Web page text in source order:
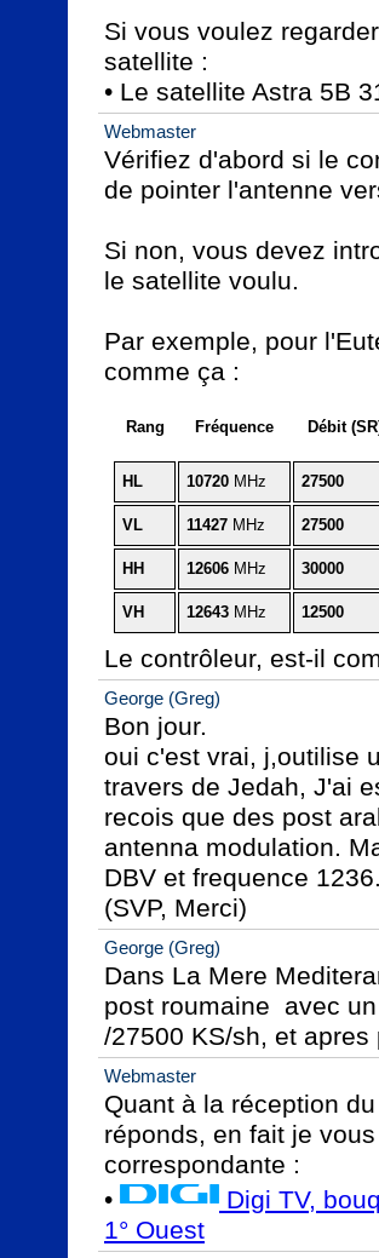
Si vous voulez regarder
satellite :
• Le satellite Astra 5B
Webmaster
Vérifiez d'abord si le
de pointer l'antenne
Si non, vous devez
le satellite voulu.
Par exemple, pour
comme ça :
Rang Fréquence Débit
HL 10720 MHz 27500
VL 11427 MHz 27500
HH 12606 MHz 30000
VH 12643 MHz 12500
Le contrôleur, est-il
George (Greg)
Bon jour.
oui c'est vrai, j,outilise
travers de Jedah, J'ai
recois que des post
antenna modulation.
DBV et frequence
(SVP, Merci)
George (Greg)
Dans La Mere
post roumaine  avec
/27500 KS/sh, et
Webmaster
Quant à la réception
réponds, en fait je
correspondante :
•
Digi TV,
1° Ouest